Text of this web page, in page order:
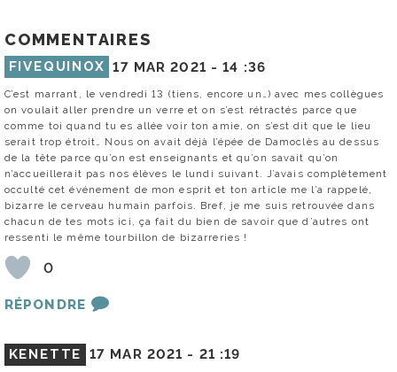
COMMENTAIRES
FIVEQUINOX 17 MAR 2021 -14 :36
C’est marrant, le vendredi 13 (tiens, encore un…) avec mes collègues
on voulait aller prendre un verre et on s’est rétractés parce que
comme toi quand tu es allée voir ton amie, on s’est dit que le lieu
serait trop étroit… Nous on avait déjà l’épée de Damoclès au dessus
de la tête parce qu’on est enseignants et qu’on savait qu’on
n’accueillerait pas nos élèves le lundi suivant. J’avais complètement
occulté cet événement de mon esprit et ton article me l’a rappelé,
bizarre le cerveau humain parfois. Bref, je me suis retrouvée dans
chacun de tes mots ici, ça fait du bien de savoir que d’autres ont
ressenti le même tourbillon de bizarreries !
0
RÉPONDRE
KENETTE 17 MAR 2021 - 21 :19